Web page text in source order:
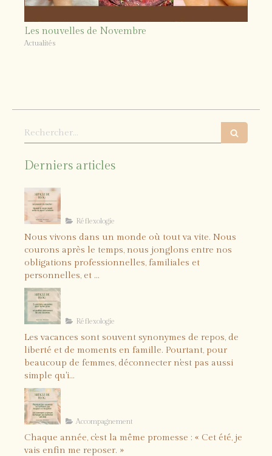
Les nouvelles de Novembre
Actualités
Rechercher
Derniers articles
besoin
Réflexologie
Nous vivons dans un monde où tout va vite. Nous
courons après le temps, nous jonglons entre nos
obligations professionnelles, familiales et
personnelles, et ...
pleinement de vos vacances
Réflexologie
Les vacances sont souvent synonymes de repos, de
liberté et de moments en famille. Pourtant, pour
beaucoup de femmes, déconnecter n'est pas aussi
simple qu'i...
Accompagnement
Chaque année, c'est la même promesse : « Cet été, je
vais enfin me reposer. »